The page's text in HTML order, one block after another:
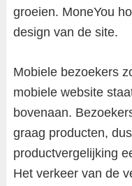
groeien. MoneYou
design van de site.
Mobiele bezoekers
mobiele website
bovenaan.
graag producten,
productvergelijking
Het verkeer van de